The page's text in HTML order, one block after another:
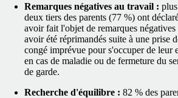
Remarques négatives au travail :
deux tiers des parents (77 %) ont
avoir fait l'objet de remarques négatives
avoir été réprimandés suite à une prise
congé imprévue pour s'occuper de leur
en cas de maladie ou de fermeture du
de garde.
Recherche d'équilibre : 82 % des